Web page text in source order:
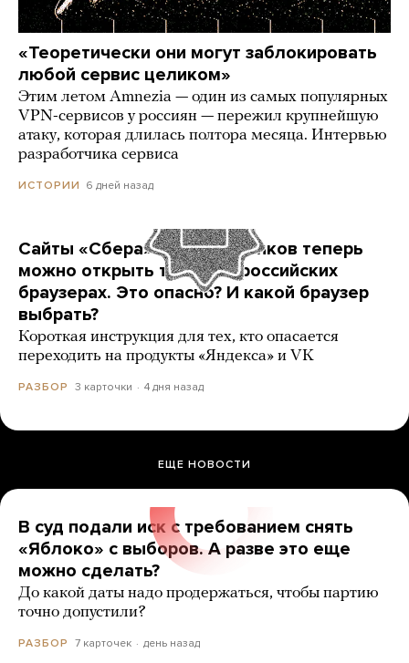
«Теоретически они могут заблокировать
любой сервис целиком»
Этим летом Amnezia — один из самых популярных
VPN-сервисов у россиян — пережил крупнейшую
атаку, которая длилась полтора месяца. Интервью
разработчика сервиса
ИСТОРИИ 6 дней назад
Сайты «Сбера» и других банков теперь
можно открыть только в российских
браузерах. Это опасно? И какой браузер
выбрать?
Короткая инструкция для тех, кто опасается
переходить на продукты «Яндекса» и VK
РАЗБОР 3 карточки 4 дня назад
ЕЩЕ НОВОСТИ
В суд подали иск с требованием снять
«Яблоко» с выборов. А разве это еще
можно сделать?
До какой даты надо продержаться, чтобы партию
точно допустили?
РАЗБОР 7 карточек день назад